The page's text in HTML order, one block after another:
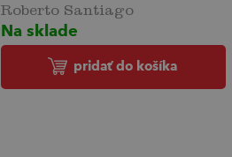
Roberto Santiago
Na sklade
pridať do košíka